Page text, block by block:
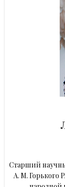
Старший
А. М. Горького